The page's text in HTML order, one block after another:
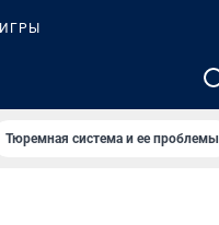
ИГРЫ
Тюремная система и ее проблемы